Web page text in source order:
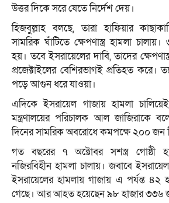
উত্তর দিকে সরে যেতে নির্দেশ দেয়।
হিজবুল্লাহ বলছে, তারা হাফিয়ার
সামরিক ঘাঁটিতে ক্ষেপণাস্ত্র হামলা
হয়। তবে ইসরায়েলের দাবি, তাদের
প্রজেক্টাইলের বেশিরভাগই প্রতিহত
পড়ে আগুন ধরে যাওয়া।
এদিকে ইসরায়েল গাজায় হামলা চালিয়েই
মন্ত্রণালয়ের পরিচালক আল জাজিরাকে
দিনের সামরিক অবরোধে কমপক্ষে ২০০ জন
গত বছরের ৭ অক্টোবর সশস্ত্র গোষ্ঠী
নজিরবিহীন হামলা চালায়। জবাবে
ইসরায়েলের হামলায় গাজায় এ পর্যন্ত ৪২
গেছে। আর আহত হয়েছেন ৯৮ হাজার ৩৩৬